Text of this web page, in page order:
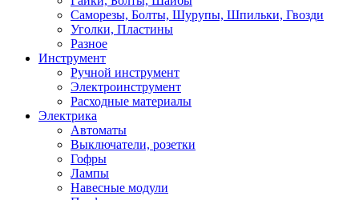
Саморезы, Болты, Шурупы, Шпильки, Гвозди
Уголки, Пластины
Разное
Инструмент
Ручной инструмент
Электроинструмент
Расходные материалы
Электрика
Автоматы
Выключатели, розетки
Гофры
Лампы
Навесные модули